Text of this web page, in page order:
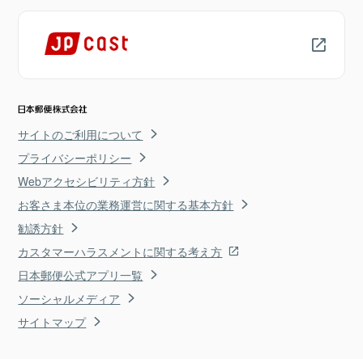
サイトのご利用について
プライバシーポリシー
Webアクセシビリティ方針
お客さま本位の業務運営に関する基本方針
勧誘方針
カスタマーハラスメントに関する考え方
日本郵便公式アプリ一覧
ソーシャルメディア
サイトマップ